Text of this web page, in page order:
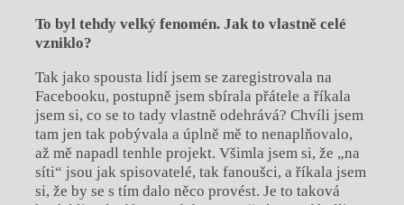
To byl tehdy velký fenomén. Jak to vlastně celé
vzniklo?
Tak jako spousta lidí jsem se zaregistrovala na
Facebooku, postupně jsem sbírala přátele a říkala
jsem si, co se to tady vlastně odehrává? Chvíli jsem
tam jen tak pobývala a úplně mě to nenaplňovalo,
až mě napadl tenhle projekt. Všimla jsem si, že „na
síti“ jsou jak spisovatelé, tak fanoušci, a říkala jsem
si, že by se s tím dalo něco provést. Je to taková